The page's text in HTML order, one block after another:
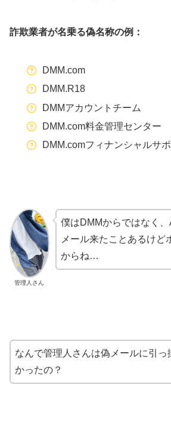
詐欺業者が名乗る偽名称の例：
DMM.com
DMM.R18
DMMアカウントチーム
DMM.com料金管理センター
DMM.comフィナンシャルサ
管理人さん
僕はDMMからではなく
メール来たことあるけど
からね…
なんで管理人さんは偽メールに引っ
かったの？